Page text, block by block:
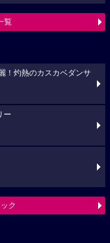
覧
！灼熱のカスカベダンサ
ー
ク